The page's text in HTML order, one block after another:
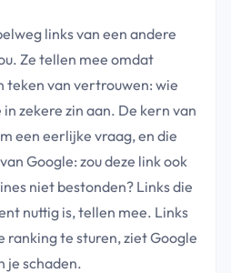
links van een andere
Ze tellen mee omdat
teken van vertrouwen: wie
zekere zin aan. De kern van
een eerlijke vraag, en die
Google: zou deze link ook
niet bestonden? Links die
nuttig is, tellen mee. Links
ranking te sturen, ziet Google
je schaden.